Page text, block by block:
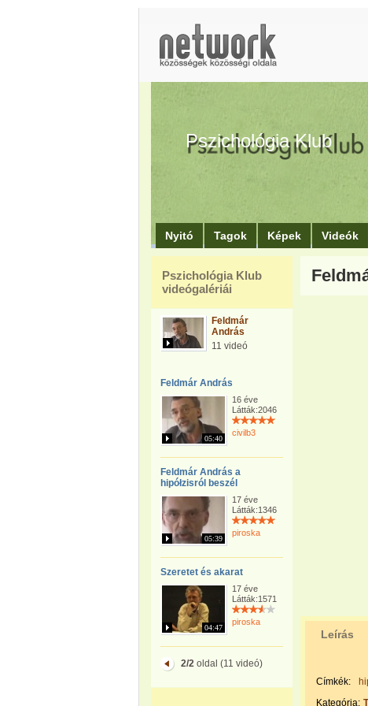
Pszichológia Klub
Nyitó Tagok Képek Videók
Pszichológia Klub
videógalériái
Feldmár
András
11 videó
Feldmár András
05:40
16 éve
Látták:2046
civilb3
Feldmár András a
hipółzisról beszél
05:39
17 éve
Látták:1346
piroska
Szeretet és akarat
04:47
17 éve
Látták:1571
piroska
2/2 oldal (11 videó)
Leírás
Címkék:
Kategória: